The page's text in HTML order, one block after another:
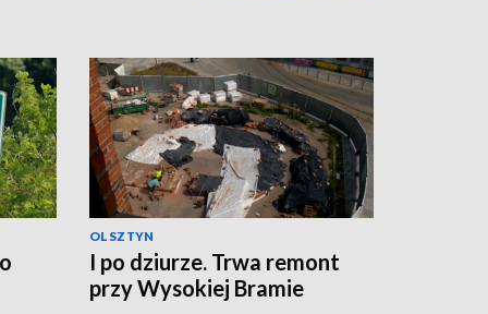
OLSZTYN
I po dziurze. Trwa remont
przy Wysokiej Bramie